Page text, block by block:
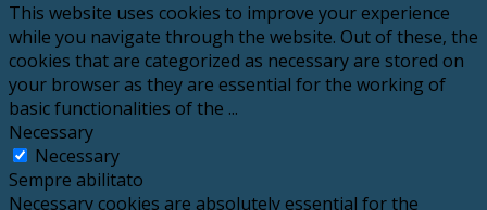
This website uses cookies to improve your experience
while you navigate through the website. Out of these, the
cookies that are categorized as necessary are stored on
your browser as they are essential for the working of
basic functionalities of the ...
Necessary
Necessary
Sempre abilitato
Necessary cookies are absolutely essential for the